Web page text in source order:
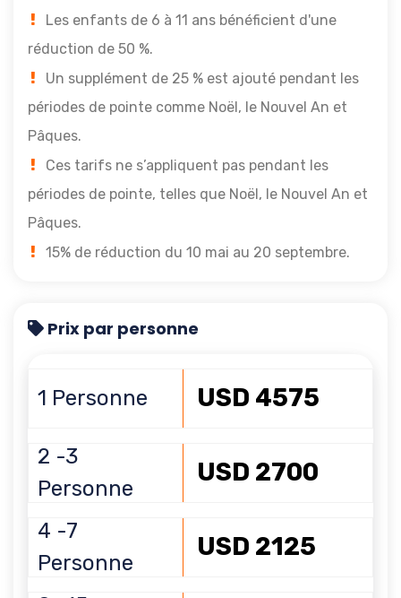
Les enfants de 6 à 11 ans bénéficient d'une
réduction de 50 %.
Un supplément de 25 % est ajouté pendant les
périodes de pointe comme Noël, le Nouvel An et
Pâques.
Ces tarifs ne s’appliquent pas pendant les
périodes de pointe, telles que Noël, le Nouvel An et
Pâques.
15% de réduction du 10 mai au 20 septembre.
Prix ​​par personne
1 Personne USD 4575
2 -3
Personne
USD 2700
4 -7
Personne
USD 2125